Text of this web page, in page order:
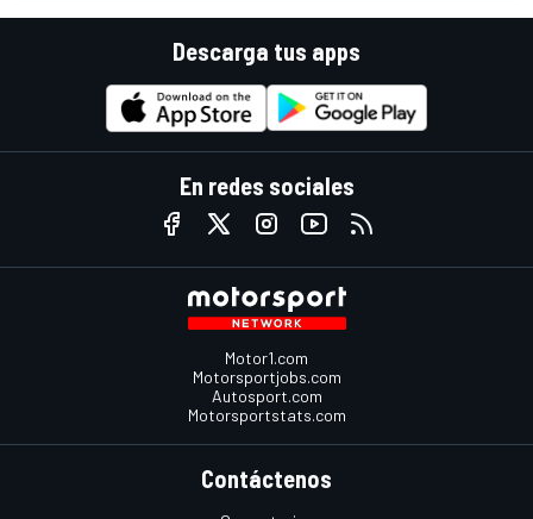
Descarga tus apps
En redes sociales
Motor1.com
Motorsportjobs.com
Autosport.com
Motorsportstats.com
Contáctenos